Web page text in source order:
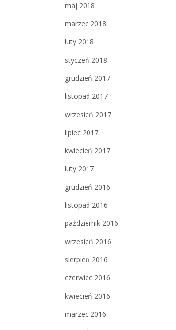
maj 2018
marzec 2018
luty 2018
styczeń 2018
grudzień 2017
listopad 2017
wrzesień 2017
lipiec 2017
kwiecień 2017
luty 2017
grudzień 2016
listopad 2016
październik 2016
wrzesień 2016
sierpień 2016
czerwiec 2016
kwiecień 2016
marzec 2016